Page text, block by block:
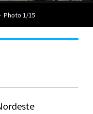
Photo 1/15